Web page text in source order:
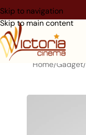
Skip to navigation
Skip to main content
Home/Gadget/